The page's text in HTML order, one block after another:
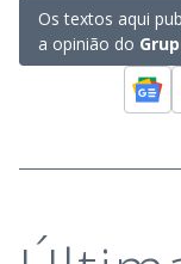
Os textos aqui
a opinião do